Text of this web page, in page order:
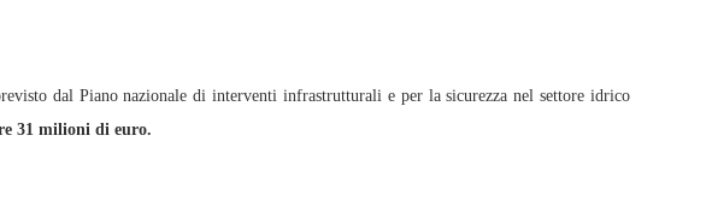
dal Piano nazionale di interventi infrastrutturali e per la sicurezza nel settore idrico
31 milioni di euro.